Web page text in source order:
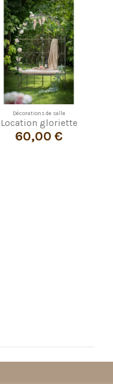
Décorations de salle
Location gloriette
60,00 €